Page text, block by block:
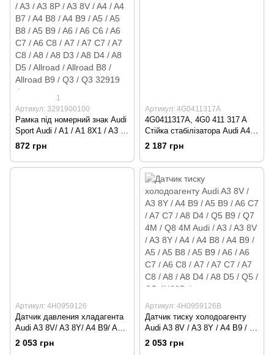
1
Артикул: 3291900100
Рамка під номерний знак Audi
Sport Audi / A1 / A1 8X1 / A3 /
A3 8P / A3 8V / A4 / A4 B7 / A4
B8 / A4 B9 / A5 / A5 B8 / A5 B9
/ A6 / A6 C6 / A6 C7 / A6 С8 /
872 грн
Артикул: 4G0411317A
4G0411317A, 4G0 411 317 A
Стійка стабілізатора Audi A4
B8 / A5 B8 / A6 C7 / A7 C7 / A8
D4 / Q5 B8 / Q7 4M / Q8 4M /
VW Touareg 3
2 187 грн
Артикул: 4H0959126
Датчик давления хладагента
Audi A3 8V/ A3 8Y/ A4 B9/ A5
B9/ A6 C7/ A7 C7/ A8 D4/ Q5
B9/ Q7 4M/ Q8 4M Audi / A3 /
2 053 грн
Артикул: 4H0959126B
Датчик тиску холодоагенту
Audi A3 8V / A3 8Y / A4 B9 / A5
B9 / A6 C7 / A7 C7 / A8 D4 / Q5
B9 / Q7 4M / Q8 4M Audi / A3 /
2 053 грн